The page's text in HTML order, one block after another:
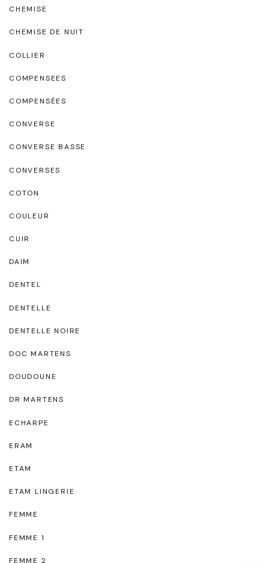
CHEMISE
CHEMISE DE NUIT
COLLIER
COMPENSEES
COMPENSÉES
CONVERSE
CONVERSE BASSE
CONVERSES
COTON
COULEUR
CUIR
DAIM
DENTEL
DENTELLE
DENTELLE NOIRE
DOC MARTENS
DOUDOUNE
DR MARTENS
ECHARPE
ERAM
ETAM
ETAM LINGERIE
FEMME
FEMME 1
FEMME 2